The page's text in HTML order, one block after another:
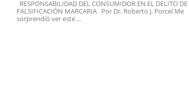
RESPONSABILIDAD DEL CONSUMIDOR EN EL DELITO DE
FALSIFICACIÓN MARCARIA Por Dr. Roberto J. Porcel Me
sorprendió ver este ...